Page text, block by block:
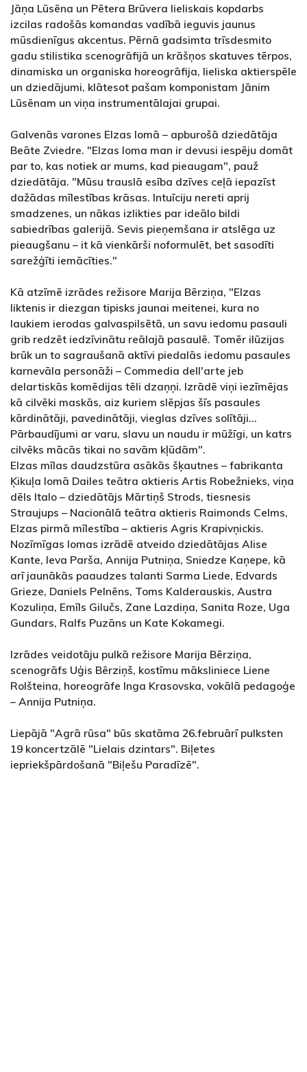
Jāņa Lūsēna un Pētera Brūvera lieliskais kopdarbs
izcilas radošās komandas vadībā ieguvis jaunus
mūsdienīgus akcentus. Pērnā gadsimta trīsdesmito
gadu stilistika scenogrāfijā un krāšņos skatuves tērpos,
dinamiska un organiska horeogrāfija, lieliska aktierspēle
un dziedājumi, klātesot pašam komponistam Jānim
Lūsēnam un viņa instrumentālajai grupai.
Galvenās varones Elzas lomā – apburošā dziedātāja
Beāte Zviedre. "Elzas loma man ir devusi iespēju domāt
par to, kas notiek ar mums, kad pieaugam", pauž
dziedātāja. "Mūsu trauslā esība dzīves ceļā iepazīst
dažādas mīlestības krāsas. Intuīciju nereti aprij
smadzenes, un nākas izlikties par ideālo bildi
sabiedrības galerijā. Sevis pieņemšana ir atslēga uz
pieaugšanu – it kā vienkārši noformulēt, bet sasodīti
sarežģīti iemācīties."
Kā atzīmē izrādes režisore Marija Bērziņa, "Elzas
liktenis ir diezgan tipisks jaunai meitenei, kura no
laukiem ierodas galvaspilsētā, un savu iedomu pasauli
grib redzēt iedzīvinātu reālajā pasaulē. Tomēr ilūzijas
brūk un to sagraušanā aktīvi piedalās iedomu pasaules
karnevāla personāži – Commedia dell'arte jeb
delartiskās komēdijas tēli dzaņņi. Izrādē viņi iezīmējas
kā cilvēki maskās, aiz kuriem slēpjas šīs pasaules
kārdinātāji, pavedinātāji, vieglas dzīves solītāji...
Pārbaudījumi ar varu, slavu un naudu ir mūžīgi, un katrs
cilvēks mācās tikai no savām kļūdām".
Elzas mīlas daudzstūra asākās šķautnes – fabrikanta
Ķikuļa lomā Dailes teātra aktieris Artis Robežnieks, viņa
dēls Italo – dziedātājs Mārtiņš Strods, tiesnesis
Straujups – Nacionālā teātra aktieris Raimonds Celms,
Elzas pirmā mīlestība – aktieris Agris Krapivņickis.
Nozīmīgas lomas izrādē atveido dziedātājas Alise
Kante, Ieva Parša, Annija Putniņa, Sniedze Kaņepe, kā
arī jaunākās paaudzes talanti Sarma Liede, Edvards
Grieze, Daniels Pelnēns, Toms Kalderauskis, Austra
Kozuliņa, Emīls Gilučs, Zane Lazdiņa, Sanita Roze, Uga
Gundars, Ralfs Puzāns un Kate Kokamegi.
Izrādes veidotāju pulkā režisore Marija Bērziņa,
scenogrāfs Uģis Bērziņš, kostīmu māksliniece Liene
Rolšteina, horeogrāfe Inga Krasovska, vokālā pedagoģe
– Annija Putniņa.
Liepājā "Agrā rūsa" būs skatāma 26.februārī pulksten
19 koncertzālē "Lielais dzintars". Biļetes
iepriekšpārdošanā "Biļešu Paradīzē".